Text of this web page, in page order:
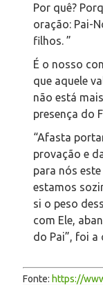
Por quê?
oração: Pai-
filhos. ”
É o nosso
que aquele
não está
presença do
“Afasta
provação e
para nós
estamos
si o peso
com Ele,
do Pai”, foi
Fonte: https://